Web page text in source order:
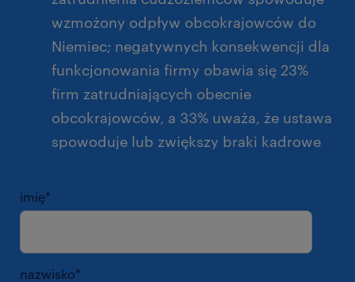
wzmożony odpływ obcokrajowców do
Niemiec; negatywnych konsekwencji dla
funkcjonowania firmy obawia się 23%
firm zatrudniających obecnie
obcokrajowców, a 33% uważa, że ustawa
spowoduje lub zwiększy braki kadrowe
imię*
nazwisko*